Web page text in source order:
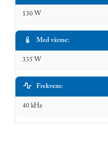
130 W
Med värme:
335 W
Frekvens:
40 kHz